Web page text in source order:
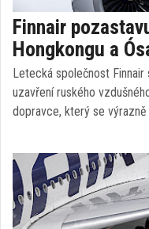
Finnair
Hongkongu a
Letecká společnost
uzavření ruského
dopravce, který se